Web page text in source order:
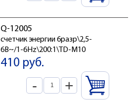
Q-12005
счетчик энергии 6разр\2,5-
6В~/1-6Hz\200:1\TD-M10
410 руб.
- +